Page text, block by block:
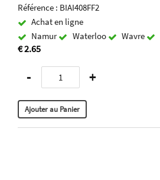
Référence : BIAI408FF2
Achat en ligne
Namur
Waterloo Wavre
€ 2.65
- +